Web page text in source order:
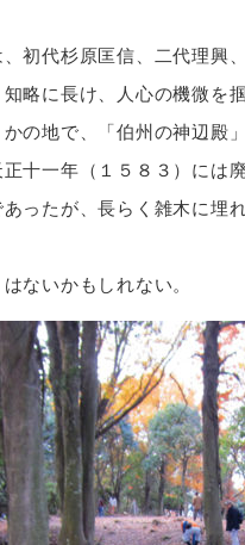
初代杉原匡信、二代理興
略に長け、人心の機微を
の地で、「伯州の神辺殿
十一年（１５８３）には
ったが、長らく雑木に埋
ないかもしれない。